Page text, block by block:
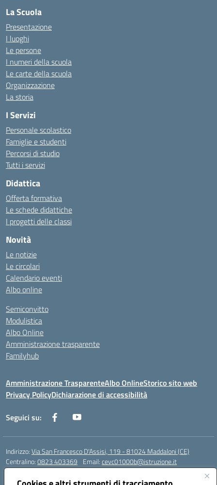
La Scuola
Presentazione
I luoghi
Le persone
I numeri della scuola
Le carte della scuola
Organizzazione
La storia
I Servizi
Personale scolastico
Famiglie e studenti
Percorsi di studio
Tutti i servizi
Didattica
Offerta formativa
Le schede didattiche
I progetti delle classi
Novità
Le notizie
Le circolari
Calendario eventi
Albo online
Semiconvitto
Modulistica
Albo Online
Amministrazione trasparente
Familyhub
Amministrazione TrasparenteAlbo OnlineStorico sito web
Privacy PolicyDichiarazione di accessibilità
Seguici su:
Indirizzo:Via San Francesco D'Assisi, 119 - 81024 Maddaloni (CE)
Centralino:0823 403369 Email:cevc01000b@istruzione.it
Posta elettronica certificata (PEC):